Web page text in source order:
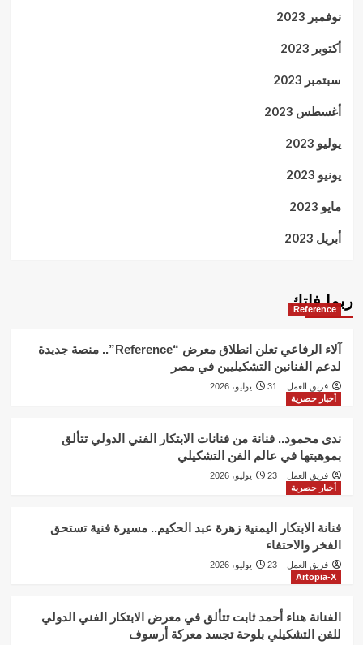
نوفمبر 2023
أكتوبر 2023
سبتمبر 2023
أغسطس 2023
يوليو 2023
يونيو 2023
مايو 2023
أبريل 2023
ربما فاتك
Reference
آلاء الرفاعي تعلن انطلاق معرض “Reference”.. منصة جديدة
لدعم الفنانين التشكيليين في مصر
فريق العمل
31 يوليو، 2026
أخبار حصرية
ندى محمود.. فنانة من فنانات الابتكار الفني الدولي تتألق
بموهبتها في عالم الفن التشكيلي
فريق العمل
23 يوليو، 2026
أخبار حصرية
فنانة الابتكار اليمنية زهرة عبد الحكيم.. مسيرة فنية تستحق
الفخر والاحتفاء
فريق العمل
23 يوليو، 2026
Artopia-X
الفنانة هناء أحمد ثابت تتألق في معرض الابتكار الفني الدولي
للفن التشكيلي بلوحة تجسد معركة أرسوف